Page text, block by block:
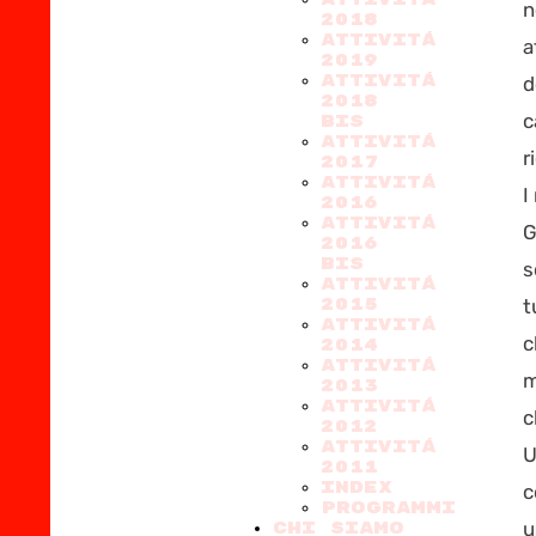
2018
ATTIVITÁ
2019
ATTIVITÁ
2018
BIS
ATTIVITÁ
2017
ATTIVITÁ
2016
ATTIVITÁ
2016
BIS
ATTIVITÁ
2015
ATTIVITÁ
2014
ATTIVITÁ
2013
ATTIVITÁ
2012
ATTIVITÁ
2011
Index
PROGRAMMI
CHI SIAMO
I